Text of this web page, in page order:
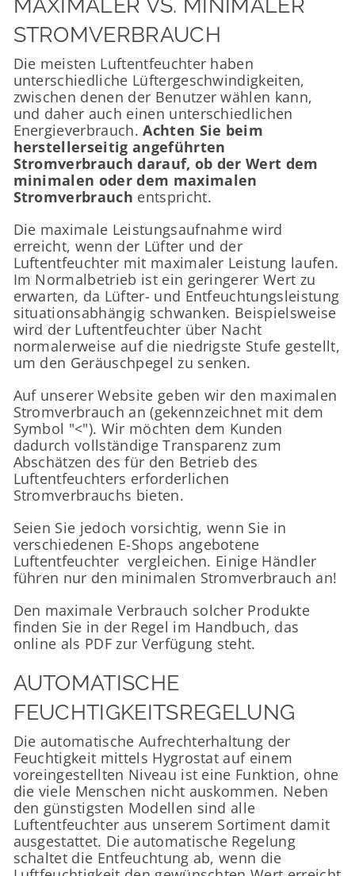
MAXIMALER VS. MINIMALER
STROMVERBRAUCH
Die meisten Luftentfeuchter haben
unterschiedliche Lüftergeschwindigkeiten,
zwischen denen der Benutzer wählen kann,
und daher auch einen unterschiedlichen
Energieverbrauch.Achten Sie beim
herstellerseitig angeführten
Stromverbrauch darauf, ob der Wert dem
minimalen oder dem maximalen
Stromverbrauch entspricht.
Die maximale Leistungsaufnahme wird
erreicht, wenn der Lüfter und der
Luftentfeuchter mit maximaler Leistung laufen.
Im Normalbetrieb ist ein geringerer Wert zu
erwarten, da Lüfter- und Entfeuchtungsleistung
situationsabhängig schwanken. Beispielsweise
wird der Luftentfeuchter über Nacht
normalerweise auf die niedrigste Stufe gestellt,
um den Geräuschpegel zu senken.
Auf unserer Website geben wir den maximalen
Stromverbrauch an (gekennzeichnet mit dem
Symbol "<"). Wir möchten dem Kunden
dadurch vollständige Transparenz zum
Abschätzen des für den Betrieb des
Luftentfeuchters erforderlichen
Stromverbrauchs bieten.
Seien Sie jedoch vorsichtig, wenn Sie in
verschiedenen E-Shops angebotene
Luftentfeuchter vergleichen. Einige Händler
führen nur den minimalen Stromverbrauch an!
Den maximale Verbrauch solcher Produkte
finden Sie in der Regel im Handbuch, das
online als PDF zur Verfügung steht.
AUTOMATISCHE
FEUCHTIGKEITSREGELUNG
Die automatische Aufrechterhaltung der
Feuchtigkeit mittels Hygrostat auf einem
voreingestellten Niveau ist eine Funktion, ohne
die viele Menschen nicht auskommen. Neben
den günstigsten Modellen sind alle
Luftentfeuchter aus unserem Sortiment damit
ausgestattet. Die automatische Regelung
schaltet die Entfeuchtung ab, wenn die